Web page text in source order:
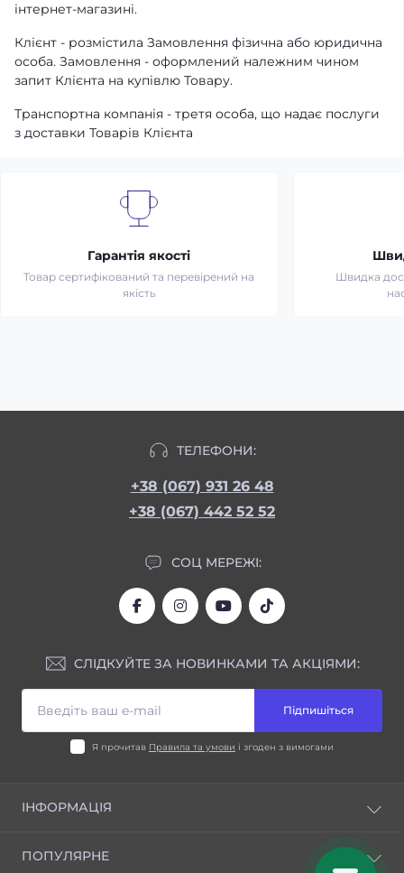
інтернет-магазині.
Клієнт - розмістила Замовлення фізична або юридична
особа. Замовлення - оформлений належним чином
запит Клієнта на купівлю Товару.
Транспортна компанія - третя особа, що надає послуги
з доставки Товарів Клієнта
Гарантія якості
Товар сертифікований та перевірений на
якість
Швидка
ТЕЛЕФОНИ:
+38 (067) 931 26 48
+38 (067) 442 52 52
СОЦ МЕРЕЖІ:
СЛІДКУЙТЕ ЗА НОВИНКАМИ ТА АКЦІЯМИ:
Підпишіться
Я прочитав Правила та умови і згоден з вимогами
ІНФОРМАЦІЯ
Відгуки
ПОПУЛЯРНЕ